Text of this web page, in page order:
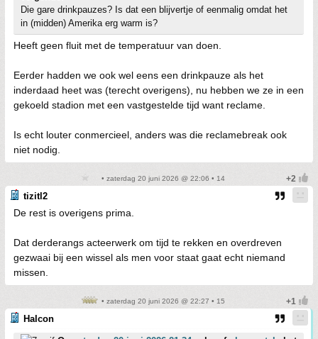
Die gare drinkpauzes? Is dat een blijvertje of eenmalig omdat het
in (midden) Amerika erg warm is?
Heeft geen fluit met de temperatuur van doen.
Eerder hadden we ook wel eens een drinkpauze als het
inderdaad heet was (terecht overigens), nu hebben we ze in een
gekoeld stadion met een vastgestelde tijd want reclame.
Is echt louter conmercieel, anders was die reclamebreak ook
niet nodig.
• zaterdag 20 juni 2026 @ 22:06 • 14
tizitl2
De rest is overigens prima.
Dat derderangs acteerwerk om tijd te rekken en overdreven
gezwaai bij een wissel als men voor staat gaat echt niemand
missen.
• zaterdag 20 juni 2026 @ 22:27 • 15
Halcon